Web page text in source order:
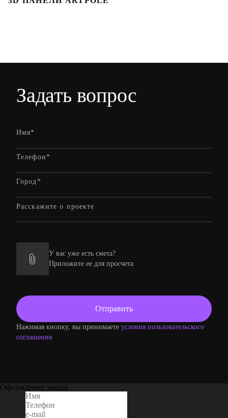
Задать вопрос
У вас уже есть смета?
Приложите ее для просчета
Нажимая кнопку, вы принимаете условия пользовательского
соглашения
Оформление заказа